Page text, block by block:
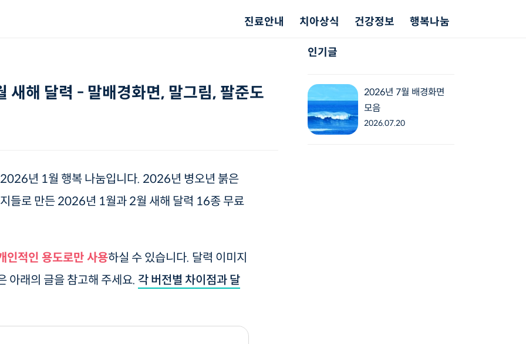
진료안내 치아상식 건강정보 행복나눔
해 달력 - 말배경화면, 말그림, 팔준도
년 1월 행복 나눔입니다. 2026년 병오년 붉은
들로 만든 2026년 1월과 2월 새해 달력 16종 무료
인적인 용도로만 사용하실 수 있습니다. 달력 이미지
아래의 글을 참고해 주세요. 각 버전별 차이점과 달
인기글
2026년 7월 배경화면
모음
2026.07.20